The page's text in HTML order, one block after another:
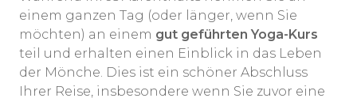
einem ganzen Tag (oder länger, wenn Sie
möchten) an einem gut geführten Yoga-Kurs
teil und erhalten einen Einblick in das Leben
der Mönche. Dies ist ein schöner Abschluss
Ihrer Reise, insbesondere wenn Sie zuvor eine